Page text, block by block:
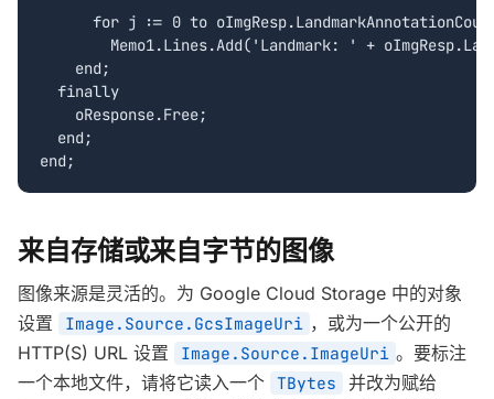
for j := 0 to
Memo1.Lines.Add('Landmark: ' +
    end;
  finally
    oResponse.Free;
  end;
end;
来自存储或来自字节的图像
图像来源是灵活的。为 Google Cloud Storage 中的对象
设置
Image.Source.GcsImageUri ，或为一个公开的
HTTP(S) URL 设置
Image.Source.ImageUri 。要标注
一个本地文件，请将它读入一个 TBytes 并改为赋给